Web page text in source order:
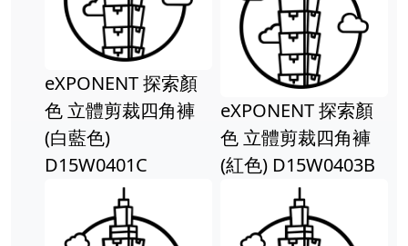
eXPONENT 探索顏
色 立體剪裁四角褲
(白藍色)
D15W0401C
eXPONENT 探索顏
色 立體剪裁四角褲
(紅色) D15W0403B